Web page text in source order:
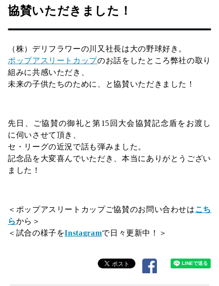
協賛いただきました！
（株）デリフラワーの川又社長は大の野球好き。
ポップアスリートカップのお話をしたところ弊社の取り
組みに共感いただき、
未来の子供たちのために、と協賛いただきました！
先日、ご協賛の御礼と第15回大会協賛記念盾をお渡し
に伺いさせて頂き、
セ・リーグの近況で話も弾みました。
記念品を大変喜んでいただき、本当にありがとうござい
ました！
＜ポップアスリートカップご協賛のお問い合わせはこち
らから＞
＜試合の様子をInstagramで日々更新中！＞